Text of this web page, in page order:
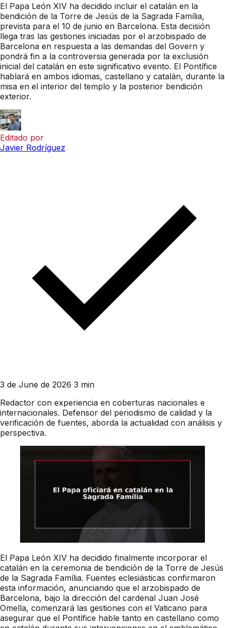
El Papa León XIV ha decidido incluir el catalán en la
bendición de la Torre de Jesús de la Sagrada Família,
prevista para el 10 de junio en Barcelona. Esta decisión
llega tras las gestiones iniciadas por el arzobispado de
Barcelona en respuesta a las demandas del Govern y
pondrá fin a la controversia generada por la exclusión
inicial del catalán en este significativo evento. El Pontífice
hablará en ambos idiomas, castellano y catalán, durante la
misa en el interior del templo y la posterior bendición
exterior.
Editado por
Javier Rodríguez
3 de June de 2026 3 min
Redactor con experiencia en coberturas nacionales e
internacionales. Defensor del periodismo de calidad y la
verificación de fuentes, aborda la actualidad con análisis y
perspectiva.
El Papa León XIV ha decidido finalmente incorporar el
catalán en la ceremonia de bendición de la Torre de Jesús
de la Sagrada Família. Fuentes eclesiásticas confirmaron
esta información, anunciando que el arzobispado de
Barcelona, bajo la dirección del cardenal Juan José
Omella, comenzará las gestiones con el Vaticano para
asegurar que el Pontífice hable tanto en castellano como